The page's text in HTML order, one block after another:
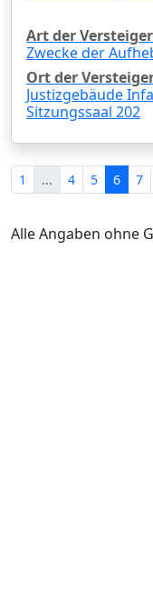
Art der
Zwecke der
Ort der
Justizgebäude
Sitzungssaal 202
1 ... 4 5 6 7
Alle Angaben ohne